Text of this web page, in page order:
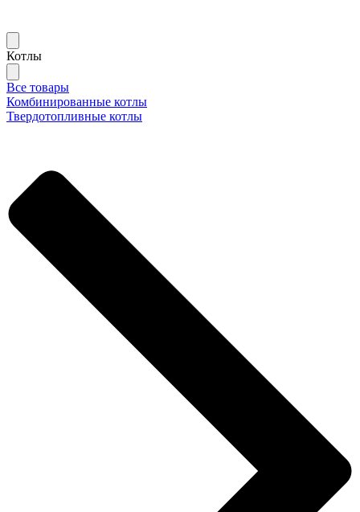
Котлы
Все товары
Комбинированные котлы
Твердотопливные котлы